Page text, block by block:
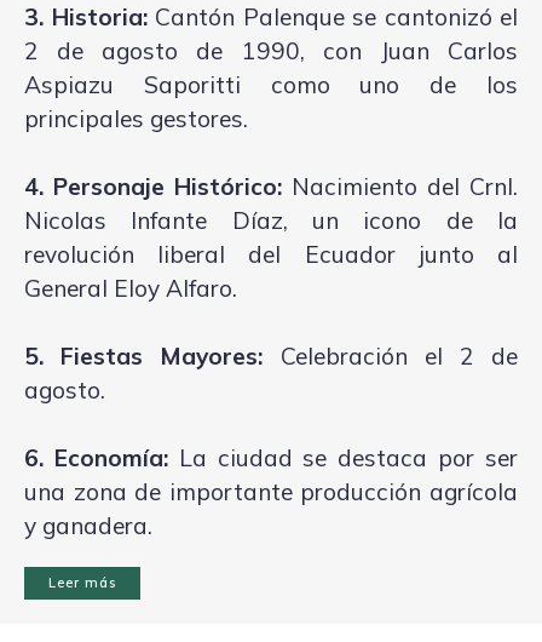
3. Historia: Cantón Palenque se cantonizó el
2 de agosto de 1990, con Juan Carlos
Aspiazu Saporitti como uno de los
principales gestores.
4. Personaje Histórico: Nacimiento del Crnl.
Nicolas Infante Díaz, un icono de la
revolución liberal del Ecuador junto al
General Eloy Alfaro.
5. Fiestas Mayores: Celebración el 2 de
agosto.
6. Economía: La ciudad se destaca por ser
una zona de importante producción agrícola
y ganadera.
Leer más